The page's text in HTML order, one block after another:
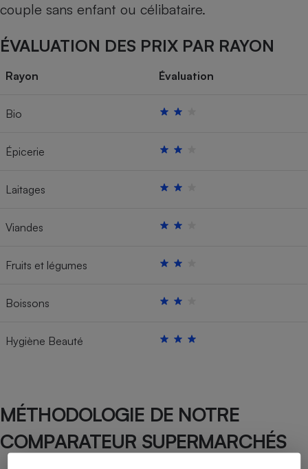
couple sans enfant ou célibataire.
ÉVALUATION DES PRIX PAR RAYON
Rayon Évaluation
Bio
Épicerie
Laitages
Viandes
Fruits et légumes
Boissons
Hygiène Beauté
MÉTHODOLOGIE DE NOTRE
COMPARATEUR SUPERMARCHÉS